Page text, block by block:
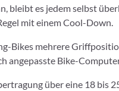
es jedem selbst
mit einem Cool-Down.
Bikes mehrere
angepasste Bike-
über eine 18 bis